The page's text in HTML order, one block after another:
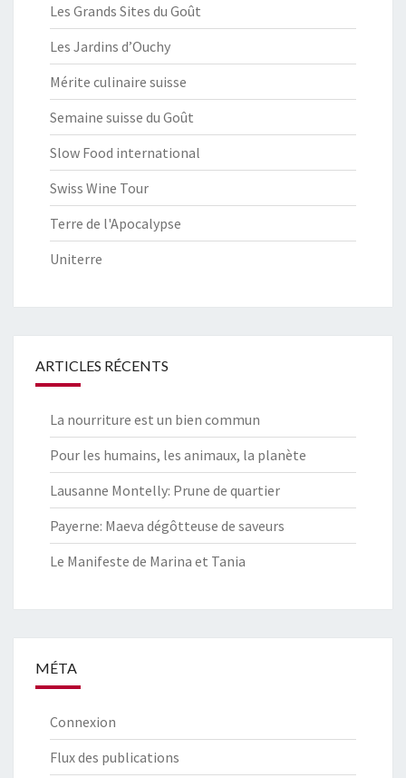
Les Grands Sites du Goût
Les Jardins d’Ouchy
Mérite culinaire suisse
Semaine suisse du Goût
Slow Food international
Swiss Wine Tour
Terre de l'Apocalypse
Uniterre
ARTICLES RÉCENTS
La nourriture est un bien commun
Pour les humains, les animaux, la planète
Lausanne Montelly: Prune de quartier
Payerne: Maeva dégôtteuse de saveurs
Le Manifeste de Marina et Tania
MÉTA
Connexion
Flux des publications